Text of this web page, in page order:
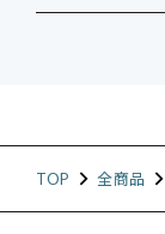
TOP 全商品